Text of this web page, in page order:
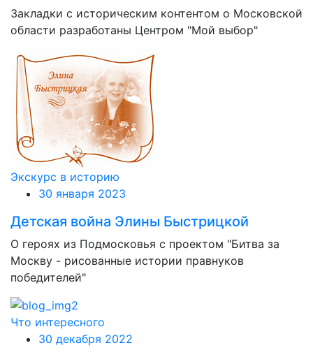
Закладки с историческим контентом о Московской
области разработаны Центром "Мой выбор"
Экскурс в историю
30 января 2023
Детская война Элины Быстрицкой
О героях из Подмосковья с проектом "Битва за
Москву - рисованные истории правнуков
победителей"
Что интересного
30 декабря 2022